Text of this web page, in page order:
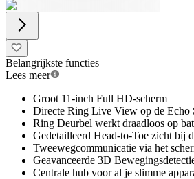
Belangrijkste functies
Lees meer
Groot 11-inch Full HD-scherm
Directe Ring Live View op de Echo
Ring Deurbel werkt draadloos op
Gedetailleerd Head-to-Toe zicht bij
Tweewegcommunicatie via het
Geavanceerde 3D
Centrale hub voor al je slimme